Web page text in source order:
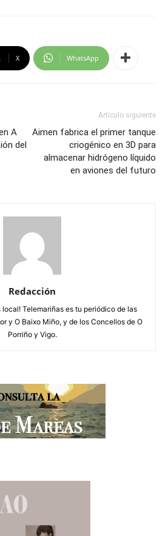
X WhatsApp
A
del
Artículo siguiente
Aimen fabrica el primer tanque
criogénico en 3D para
almacenar hidrógeno líquido
en aviones del futuro
Redacción
local! Telemariñas es tu periódico de las
y O Baixo Miño, y de los Concellos de O
Porriño y Vigo.